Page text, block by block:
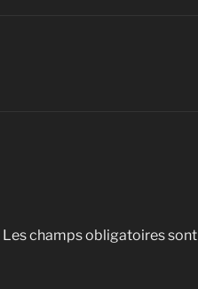
Les champs obligatoires sont